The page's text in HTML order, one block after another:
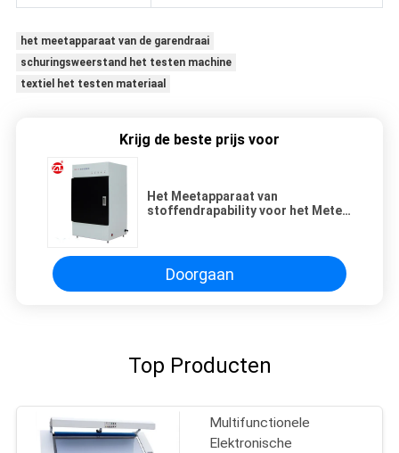
het meetapparaat van de garendraai
schuringsweerstand het testen machine
textiel het testen materiaal
Krijg de beste prijs voor
Het Meetapparaat van
stoffendrapability voor het Meten
Doorgaan
Top Producten
Multifunctionele
Elektronische